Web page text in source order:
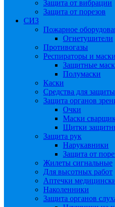
Защита от вибрации
Защита от порезов
СИЗ
Пожарное
Огнетушители
Противогазы
Респираторы и маски
Защитные
Полумаски
Каски
Средства для
Защита органов
Очки
Маски
Щитки
Защита рук
Нарукавники
Защита от
Жилеты сигнальные
Для высотных работ
Аптечки
Наколенники
Защита органов